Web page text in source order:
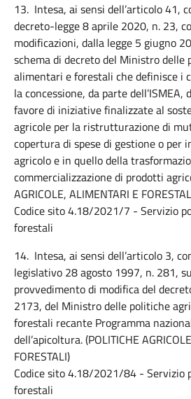
13. Intesa, ai sensi dell’articolo 41,
decreto-legge 8 aprile 2020, n. 23,
modificazioni, dalla legge 5 giugno
schema di decreto del Ministro delle
alimentari e forestali che definisce i
la concessione, da parte
favore di iniziative finalizzate al
agricole per la ristrutturazione di
copertura di spese di gestione o
agricolo e in quello della
commercializzazione di prodotti
AGRICOLE, ALIMENTARI E
Codice sito 4.18/2021/7 - Servizio
forestali
14. Intesa, ai sensi dell’articolo 3,
legislativo 28 agosto 1997, n. 281,
provvedimento di modifica del
2173, del Ministro delle politiche
forestali recante Programma
dell’apicoltura. (POLITICHE
FORESTALI)
Codice sito 4.18/2021/84 - Servizio
forestali